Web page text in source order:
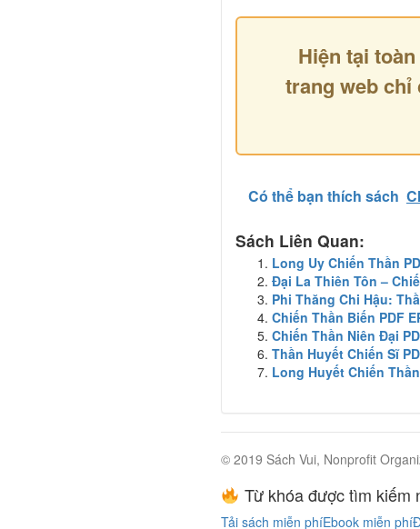
Hiện tại
trang web chỉ
Có thể bạn thích sách
Sách Liên Quan:
Long Uy Chiến Thần
Đại La Thiên Tôn –
Phi Thăng Chi Hậu:
Chiến Thần Biến PDF
Chiến Thần Niên Đại
Thần Huyết Chiến Sĩ
Long Huyết Chiến
© 2019 Sách Vui, Nonprofit
Từ khóa được tìm kiếm
Tải sách miễn phíEbook miễn phí